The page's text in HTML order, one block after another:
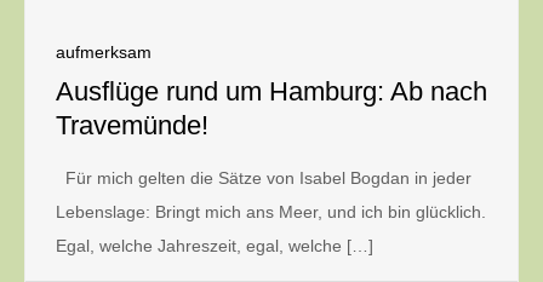
aufmerksam
Ausflüge rund um Hamburg: Ab nach
Travemünde!
Für mich gelten die Sätze von Isabel Bogdan in jeder
Lebenslage: Bringt mich ans Meer, und ich bin glücklich.
Egal, welche Jahreszeit, egal, welche […]